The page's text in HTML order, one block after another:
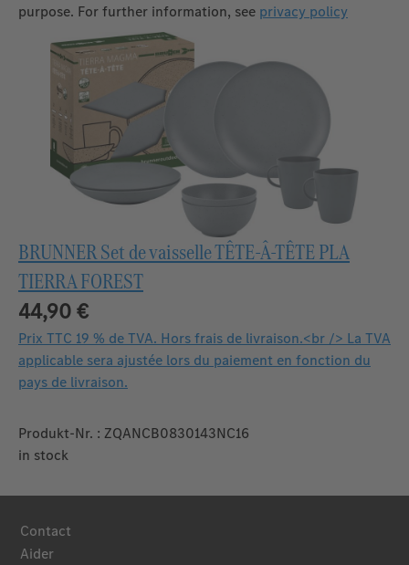
purpose. For further information, see privacy policy
BRUNNER Set de vaisselle TÊTE-Â-TÊTE PLA
TIERRA FOREST
44,90 €
Prix TTC 19 % de TVA. Hors frais de livraison.<br /> La TVA
applicable sera ajustée lors du paiement en fonction du
pays de livraison.
Produkt-Nr. : ZQANCB0830143NC16
in stock
Contact
Aider